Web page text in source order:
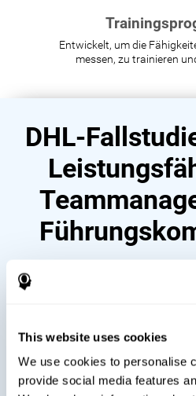
This website uses cookies
We use cookies to personalise
provide social media features
Entwickelt, um die
messen, zu trainieren
DHL-